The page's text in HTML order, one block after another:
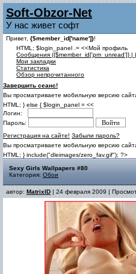
Soft-Obzor-Net
У нас живет софт
Привет, {$member_id['name']}!
HTML; $login_panel .= <<Мой профиль
Cообщения ({$member_id['pm_unread']} |
Мои закладки
Статистика
Обзор непрочитанного
Завершить сеанс!
Вы просматриваете мобильную версию
HTML; } else { $login_panel = <<
Логин:
Пароль:
Регистрация на сайте! Забыли пароль?
Вы просматриваете мобильную версию
HTML; } include("dleimages/zero_fav.gif"); ?>
Sexy Girls Wallpapers #80
Категория: Обои
автор: MatrixID | 24 февраля 2009 |